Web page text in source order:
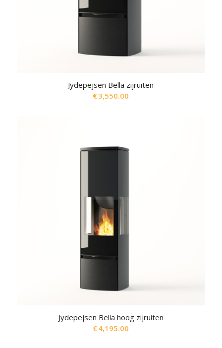
Jydepejsen Bella zijruiten
€3,550.00
Jydepejsen Bella hoog zijruiten
€4,195.00